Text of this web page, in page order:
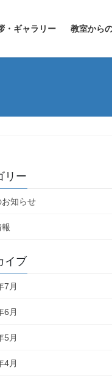
・ギャラリー 教室から
リー
知らせ
イブ
7月
6月
5月
4月